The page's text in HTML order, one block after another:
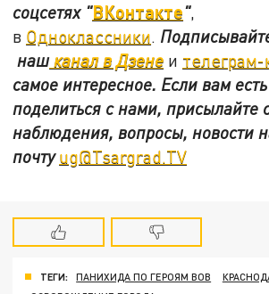
соцсетях "ВКонтакте",
в Одноклассники.
нашканал в Дзене и телеграм-
самое интересное. Если вам
поделиться с нами, присылайте
наблюдения, вопросы, новости
почтуug@Tsargrad.TV
ТЕГИ: ПАНИХИДА ПО ГЕРОЯМ ВОВ